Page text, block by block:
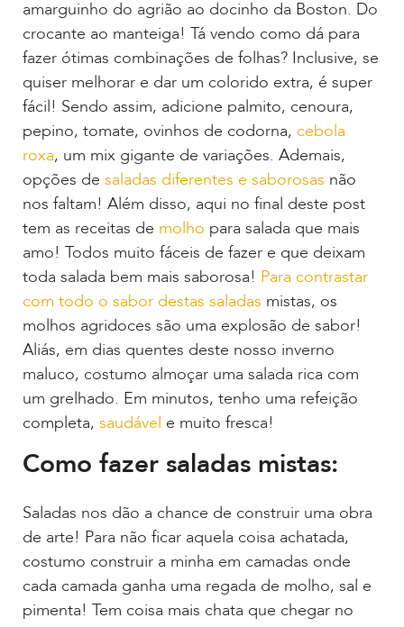
amarguinho do agrião ao docinho da Boston. Do
crocante ao manteiga! Tá vendo como dá para
fazer ótimas combinações de folhas? Inclusive, se
quiser melhorar e dar um colorido extra, é super
fácil! Sendo assim, adicione palmito, cenoura,
pepino, tomate, ovinhos de codorna, cebola
roxa, um mix gigante de variações. Ademais,
opções de saladas diferentes e saborosas não
nos faltam! Além disso, aqui no final deste post
tem as receitas de molho para salada que mais
amo! Todos muito fáceis de fazer e que deixam
toda salada bem mais saborosa! Para contrastar
com todo o sabor destas saladas mistas, os
molhos agridoces são uma explosão de sabor!
Aliás, em dias quentes deste nosso inverno
maluco, costumo almoçar uma salada rica com
um grelhado. Em minutos, tenho uma refeição
completa, saudável e muito fresca!
Como fazer saladas mistas:
Saladas nos dão a chance de construir uma obra
de arte! Para não ficar aquela coisa achatada,
costumo construir a minha em camadas onde
cada camada ganha uma regada de molho, sal e
pimenta! Tem coisa mais chata que chegar no